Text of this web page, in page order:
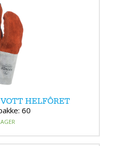
HELFÔRET
60